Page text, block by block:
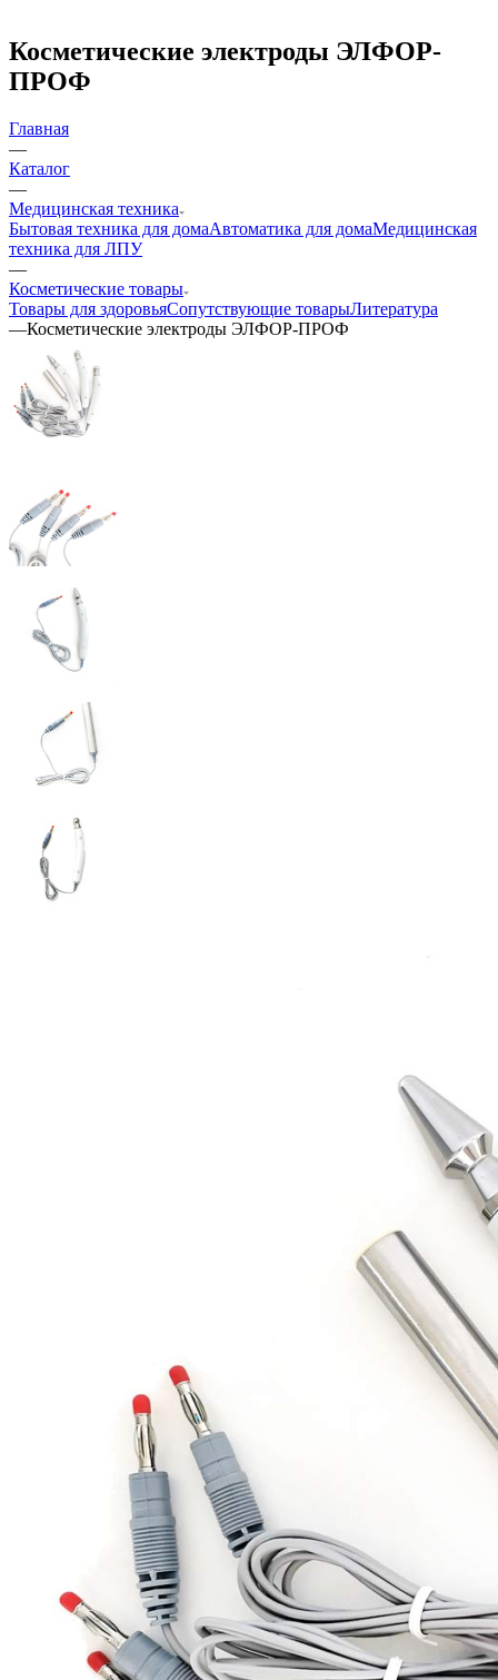
Косметические электроды ЭЛФОР-
ПРОФ
Главная
—
Каталог
—
Медицинская техника
Бытовая техника для домаАвтоматика для домаМедицинская
техника для ЛПУ
—
Косметические товары
Товары для здоровьяСопутствующие товарыЛитература
—Косметические электроды ЭЛФОР-ПРОФ